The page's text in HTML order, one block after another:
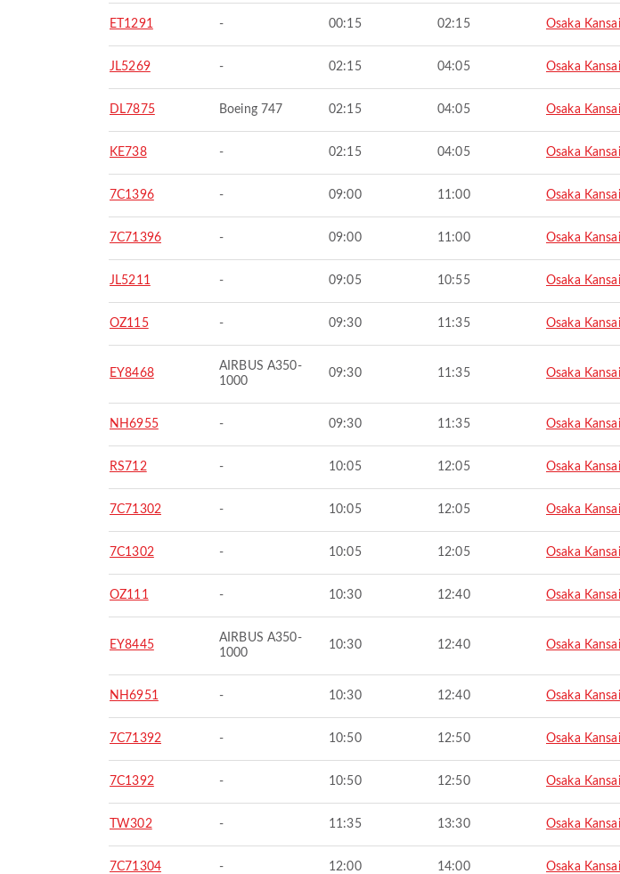
ET1291 - 00:15 02:15 Osaka Kansai
JL5269 - 02:15 04:05 Osaka Kansai
DL7875 Boeing 747 02:15 04:05 Osaka Kansai
KE738 - 02:15 04:05 Osaka Kansai
7C1396 - 09:00 11:00 Osaka Kansai
7C71396 - 09:00 11:00 Osaka Kansai
JL5211 - 09:05 10:55 Osaka Kansai
OZ115 - 09:30 11:35 Osaka Kansai
EY8468
AIRBUS A350-
1000
09:30 11:35 Osaka Kansai
NH6955 - 09:30 11:35 Osaka Kansai
RS712 - 10:05 12:05 Osaka Kansai
7C71302 - 10:05 12:05 Osaka Kansai
7C1302 - 10:05 12:05 Osaka Kansai
OZ111 - 10:30 12:40 Osaka Kansai
EY8445
AIRBUS A350-
1000
10:30 12:40 Osaka Kansai
NH6951 - 10:30 12:40 Osaka Kansai
7C71392 - 10:50 12:50 Osaka Kansai
7C1392 - 10:50 12:50 Osaka Kansai
TW302 - 11:35 13:30 Osaka Kansai
7C71304 - 12:00 14:00 Osaka Kansai